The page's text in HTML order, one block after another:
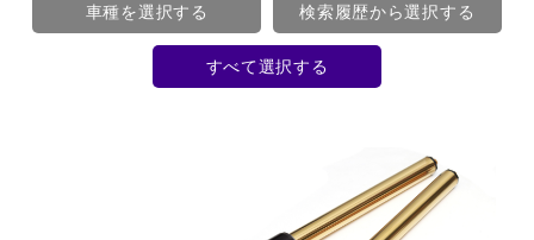
車種を選択する 検索履歴から選択する
すべて選択する